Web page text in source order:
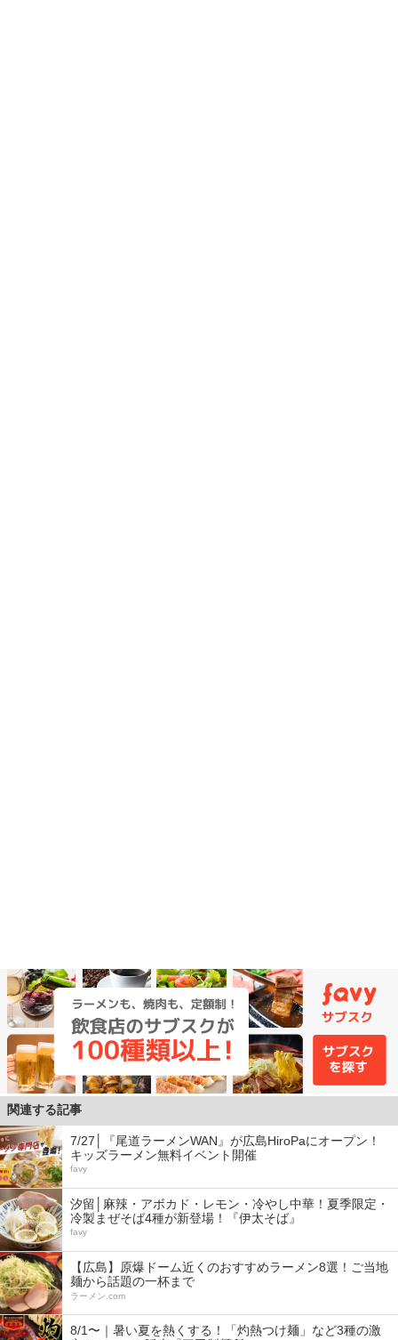
関連する記事
7/27│『尾道ラーメンWAN』が広島HiroPaにオープン！
キッズラーメン無料イベント開催
favy
汐留│麻辣・アボカド・レモン・冷やし中華！夏季限定・
冷製まぜそば4種が新登場！『伊太そば』
favy
【広島】原爆ドーム近くのおすすめラーメン8選！ご当地
麺から話題の一杯まで
ラーメン.com
8/1〜｜暑い夏を熱くする！「灼熱つけ麺」など3種の激